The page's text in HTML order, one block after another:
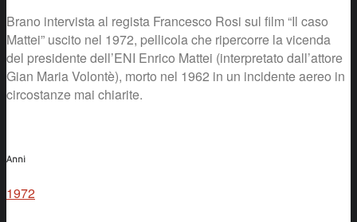
Brano intervista al regista Francesco Rosi sul film “Il caso
Mattei” uscito nel 1972, pellicola che ripercorre la vicenda
del presidente dell’ENI Enrico Mattei (interpretato dall’attore
Gian Maria Volontè), morto nel 1962 in un incidente aereo in
circostanze mai chiarite.
Anni
1972